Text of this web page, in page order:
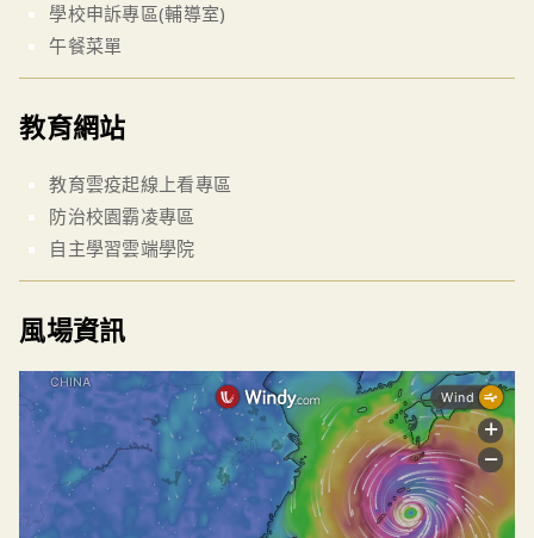
學校申訴專區(輔導室)
午餐菜單
教育網站
教育雲疫起線上看專區
防治校園霸凌專區
自主學習雲端學院
風場資訊